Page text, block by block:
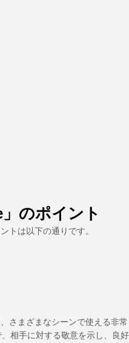
のポイント
トは以下の通りです。
さまざまなシーンで使える非常
相手に対する敬意を示し、良好